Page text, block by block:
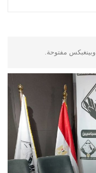
وبينغبكس مفتوحة.